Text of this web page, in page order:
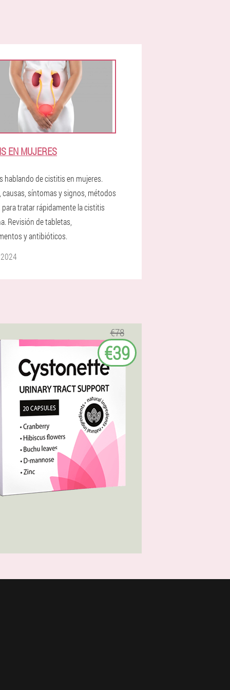
EN MUJERES
hablando de cistitis en mujeres.
causas, síntomas y signos, métodos
para tratar rápidamente la cistitis
Revisión de tabletas,
y antibióticos.
€78
€39